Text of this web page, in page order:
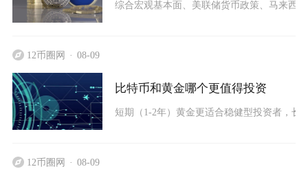
综合宏观基本面、美联储货币政策、马来西
12币圈网 08-09
比特币和黄金哪个更值得投资
短期（1-2年）黄金更适合稳健型投资者，
12币圈网 08-09